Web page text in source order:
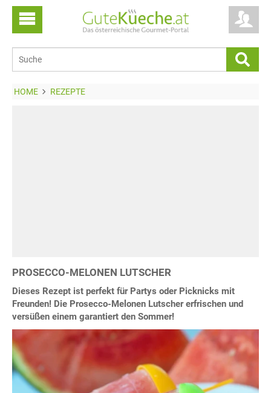
HOME REZEPTE
PROSECCO-MELONEN LUTSCHER
Dieses Rezept ist perfekt für Partys oder Picknicks mit
Freunden! Die Prosecco-Melonen Lutscher erfrischen und
versüßen einem garantiert den Sommer!